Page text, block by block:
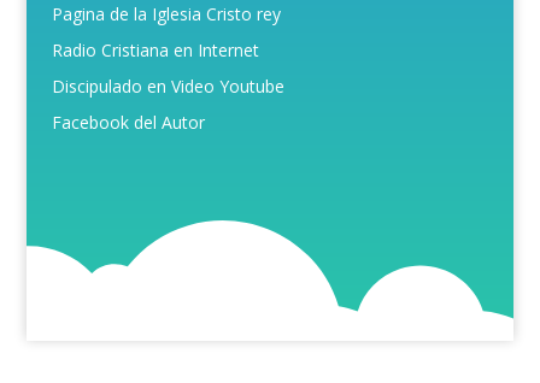
Pagina de la Iglesia Cristo rey
Radio Cristiana en Internet
Discipulado en Video Youtube
Facebook del Autor